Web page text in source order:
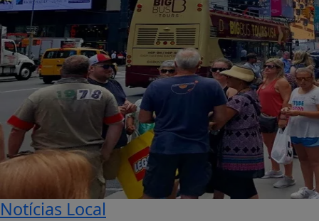
Notícias Local